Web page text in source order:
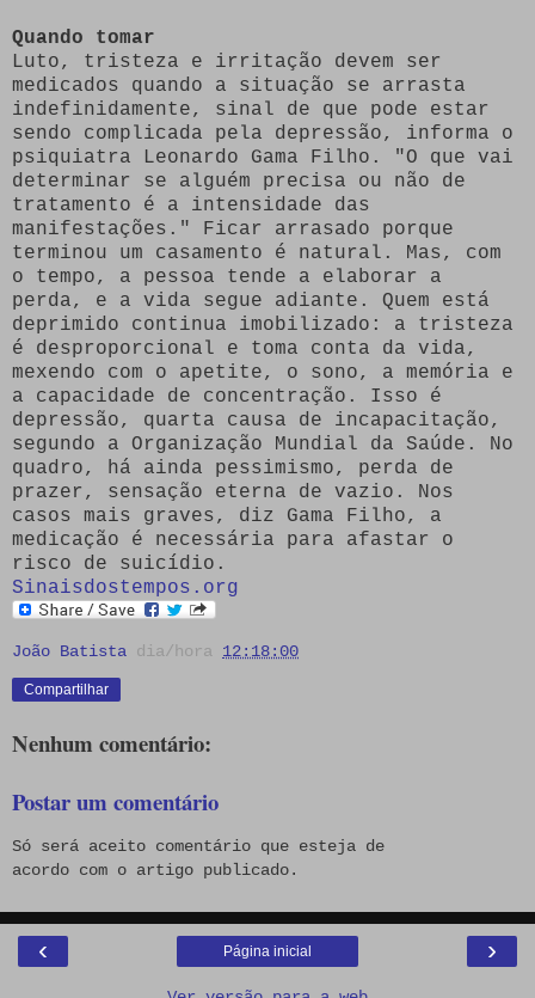
Quando tomar
Luto, tristeza e irritação devem ser
medicados quando a situação se arrasta
indefinidamente, sinal de que pode estar
sendo complicada pela depressão, informa o
psiquiatra Leonardo Gama Filho. "O que vai
determinar se alguém precisa ou não de
tratamento é a intensidade das
manifestações." Ficar arrasado porque
terminou um casamento é natural. Mas, com
o tempo, a pessoa tende a elaborar a
perda, e a vida segue adiante. Quem está
deprimido continua imobilizado: a tristeza
é desproporcional e toma conta da vida,
mexendo com o apetite, o sono, a memória e
a capacidade de concentração. Isso é
depressão, quarta causa de incapacitação,
segundo a Organização Mundial da Saúde. No
quadro, há ainda pessimismo, perda de
prazer, sensação eterna de vazio. Nos
casos mais graves, diz Gama Filho, a
medicação é necessária para afastar o
risco de suicídio.
Sinaisdostempos.org
João Batista dia/hora 12:18:00
Compartilhar
Nenhum comentário:
Postar um comentário
Só será aceito comentário que esteja de
acordo com o artigo publicado.
‹ ›
Página inicial